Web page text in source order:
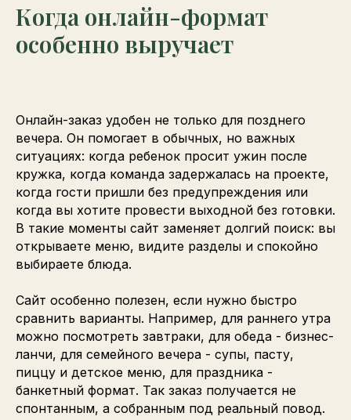
Когда онлайн-формат
особенно выручает
Онлайн-заказ удобен не только для позднего
вечера. Он помогает в обычных, но важных
ситуациях: когда ребенок просит ужин после
кружка, когда команда задержалась на проекте,
когда гости пришли без предупреждения или
когда вы хотите провести выходной без готовки.
В такие моменты сайт заменяет долгий поиск: вы
открываете меню, видите разделы и спокойно
выбираете блюда.
Сайт особенно полезен, если нужно быстро
сравнить варианты. Например, для раннего утра
можно посмотреть завтраки, для обеда - бизнес-
ланчи, для семейного вечера - супы, пасту,
пиццу и детское меню, для праздника -
банкетный формат. Так заказ получается не
спонтанным, а собранным под реальный повод.